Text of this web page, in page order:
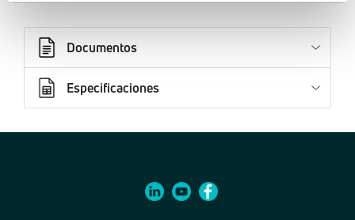
Documentos
Especificaciones